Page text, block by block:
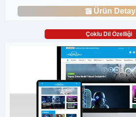
Ürün Detay
Çoklu Dil Özelliği